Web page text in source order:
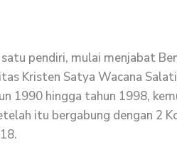
pendiri, mulai menjabat
Kristen Satya Wacana
1990 hingga tahun 1998,
itu bergabung dengan 2